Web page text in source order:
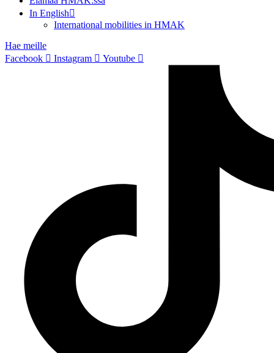
In English
International mobilities in HMAK
Hae meille
Facebook
Instagram Youtube